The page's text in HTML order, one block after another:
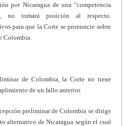
por Nicaragua de una “competencia
tomará posición al respecto.
para que la Corte se pronuncie sobre
Colombia.
de Colombia, la Corte no tiene
de un fallo anterior.
preliminar de Colombia se dirige
alternativo de Nicaragua según el cual